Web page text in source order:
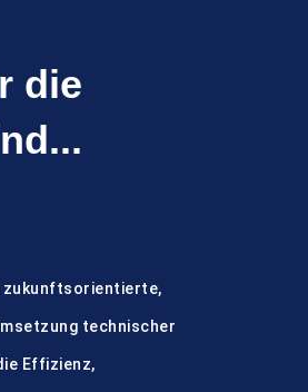
die
zukunftsorientierte,
technischer
Effizienz,